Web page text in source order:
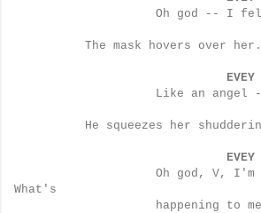
Oh god -- I
The mask hovers over her.
EVEY
Like an angel
He squeezes her
EVEY
Oh god, V, I'm
What's
happening to